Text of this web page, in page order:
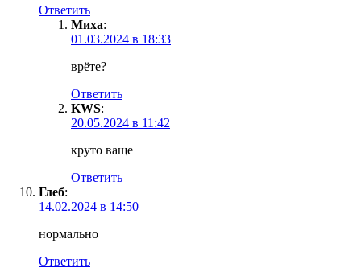
Ответить
Миха:
01.03.2024 в 18:33
врёте?
Ответить
KWS:
20.05.2024 в 11:42
круто ваще
Ответить
Глеб:
14.02.2024 в 14:50
нормально
Ответить